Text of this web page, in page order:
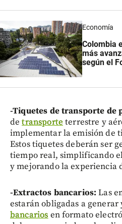
Economía
Colombia
más
según el
-Tiquetes de transporte de
detransporteterrestre y
implementar la emisión de
Estos tiquetes deberán ser
tiempo real, simplificando
y mejorando la experiencia
-Extractos bancarios: Las
estarán obligadas a
bancariosen formato